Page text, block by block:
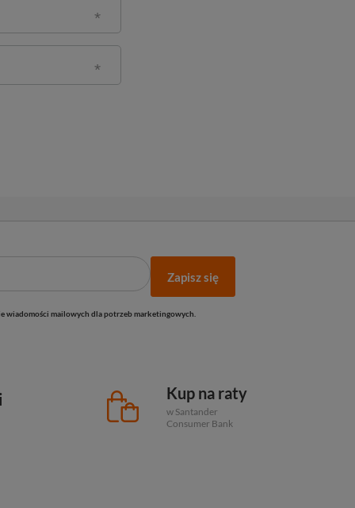
Zapisz się
wiadomości mailowych dla potrzeb marketingowych.
Kup na raty
w Santander
Consumer Bank